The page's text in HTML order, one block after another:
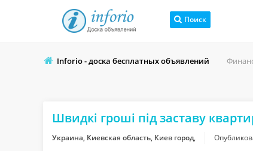
Поиск
Inforio - доска бесплатных объявлений
Швидкі гроші під заставу
Украина, Киевская область, Киев город,